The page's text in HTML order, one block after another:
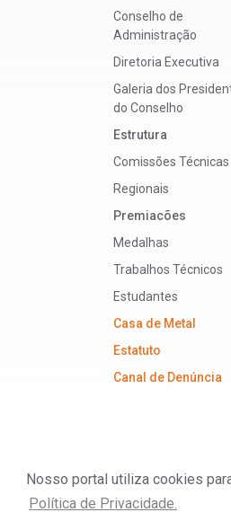
Nosso portal utiliza cookies
Política de Privacidade.
Conselho de
Administração
Diretoria Executiva
Galeria dos
do Conselho
Estrutura
Comissões Técnicas
Regionais
Premiacões
Medalhas
Trabalhos Técnicos
Estudantes
Casa de Metal
Estatuto
Canal de Denúncia
ABM -